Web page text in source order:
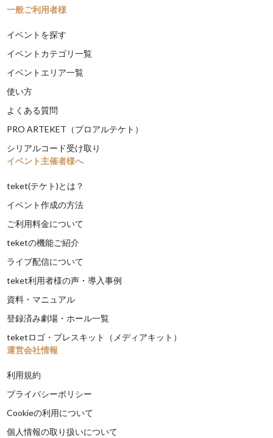
一般ご利用者様
イベントを探す
イベントカテゴリ一覧
イベントエリア一覧
使い方
よくある質問
PRO ARTEKET（プロアルテケト）
シリアルコード受け取り
イベント主催者様へ
teket(テケト)とは？
イベント作成の方法
ご利用料金について
teketの機能ご紹介
ライブ配信について
teket利用者様の声・導入事例
資料・マニュアル
登録済み劇場・ホール一覧
teketロゴ・プレスキット（メディアキット）
運営会社情報
利用規約
プライバシーポリシー
Cookieの利用について
個人情報の取り扱いについて